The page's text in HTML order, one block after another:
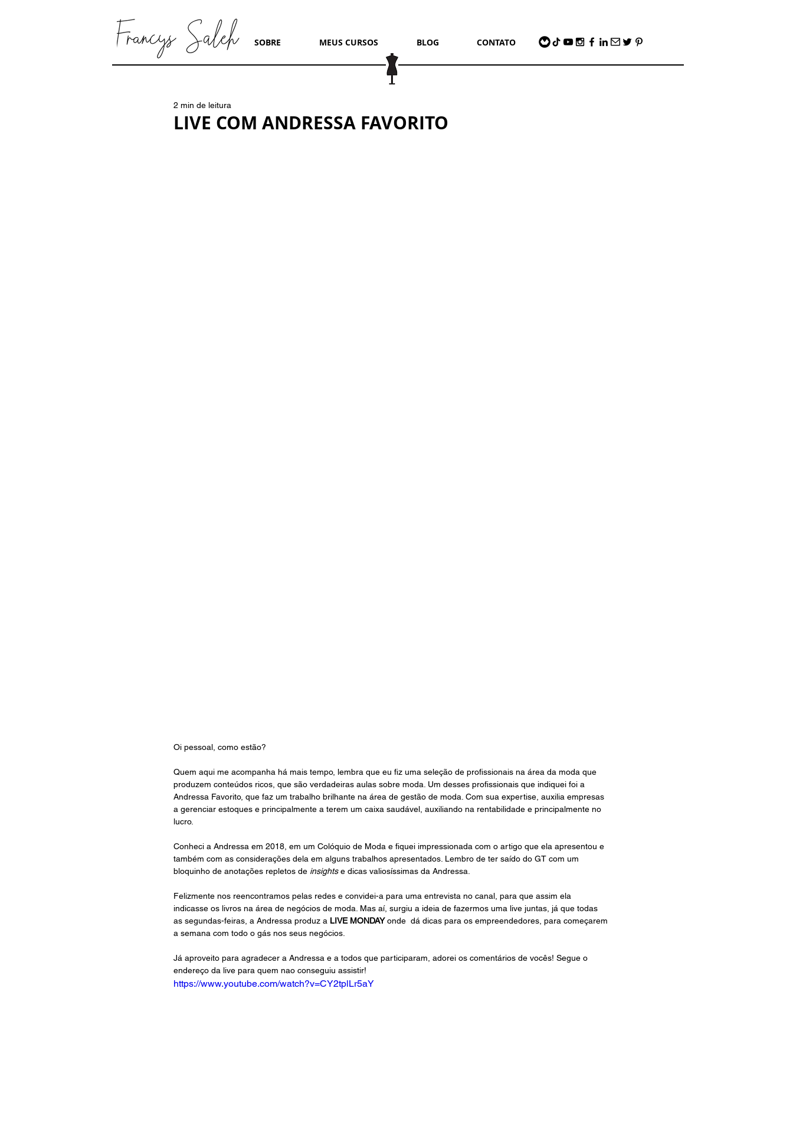
SOBRE MEUS CURSOS BLOG CONTATO
LIVE COM ANDRESSA FAVORITO
2 min de leitura
Oi pessoal, como estão?
Quem aqui me acompanha há mais tempo, lembra que eu fiz uma seleção de profissionais na área da moda que
produzem conteúdos ricos, que são verdadeiras aulas sobre moda. Um desses profissionais que indiquei foi a
Andressa Favorito, que faz um trabalho brilhante na área de gestão de moda. Com sua expertise, auxilia empresas
a gerenciar estoques e principalmente a terem um caixa saudável, auxiliando na rentabilidade e principalmente no
lucro.
Conheci a Andressa em 2018, em um Colóquio de Moda e fiquei impressionada com o artigo que ela apresentou e
também com as considerações dela em alguns trabalhos apresentados. Lembro de ter saído do GT com um
bloquinho de anotações repletos de insights e dicas valiosíssimas da Andressa.
Felizmente nos reencontramos pelas redes e convidei-a para uma entrevista no canal, para que assim ela
indicasse os livros na área de negócios de moda. Mas aí, surgiu a ideia de fazermos uma live juntas, já que todas
as segundas-feiras, a Andressa produz a LIVE MONDAY onde  dá dicas para os empreendedores, para começarem
a semana com todo o gás nos seus negócios.
Já aproveito para agradecer a Andressa e a todos que participaram, adorei os comentários de vocês! Segue o
endereço da live para quem nao conseguiu assistir!
https://www.youtube.com/watch?v=CY2tplLr5aY